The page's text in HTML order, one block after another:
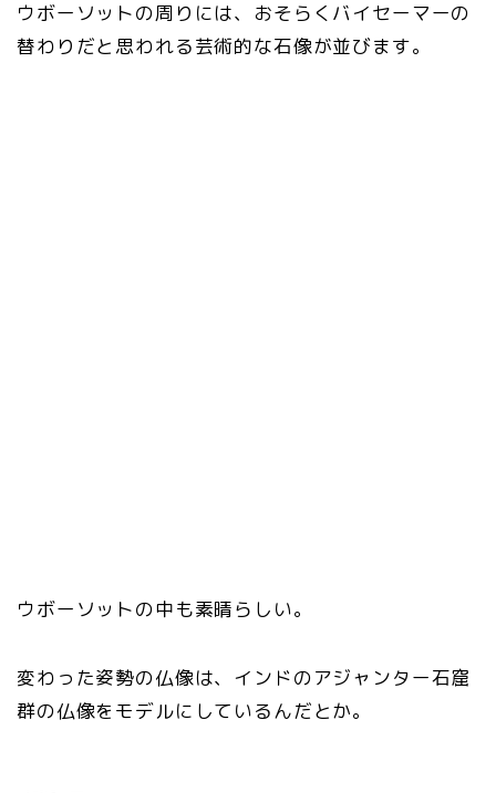
ウボーソットの周りには、おそらくバイセーマーの
替わりだと思われる芸術的な石像が並びます。
ウボーソットの中も素晴らしい。
変わった姿勢の仏像は、インドのアジャンター石窟
群の仏像をモデルにしているんだとか。